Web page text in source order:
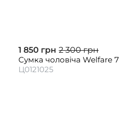
1 850 грн 2 300 грн
Сумка чоловіча Welfare
Ц0121025